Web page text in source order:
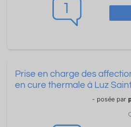
1
Prise en charge des
en cure thermale à Luz
- posée par